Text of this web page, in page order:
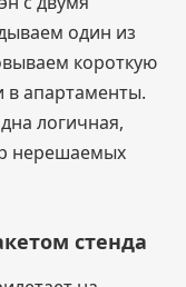
один из
короткую
в апартаменты.
логичная,
нерешаемых
стенда